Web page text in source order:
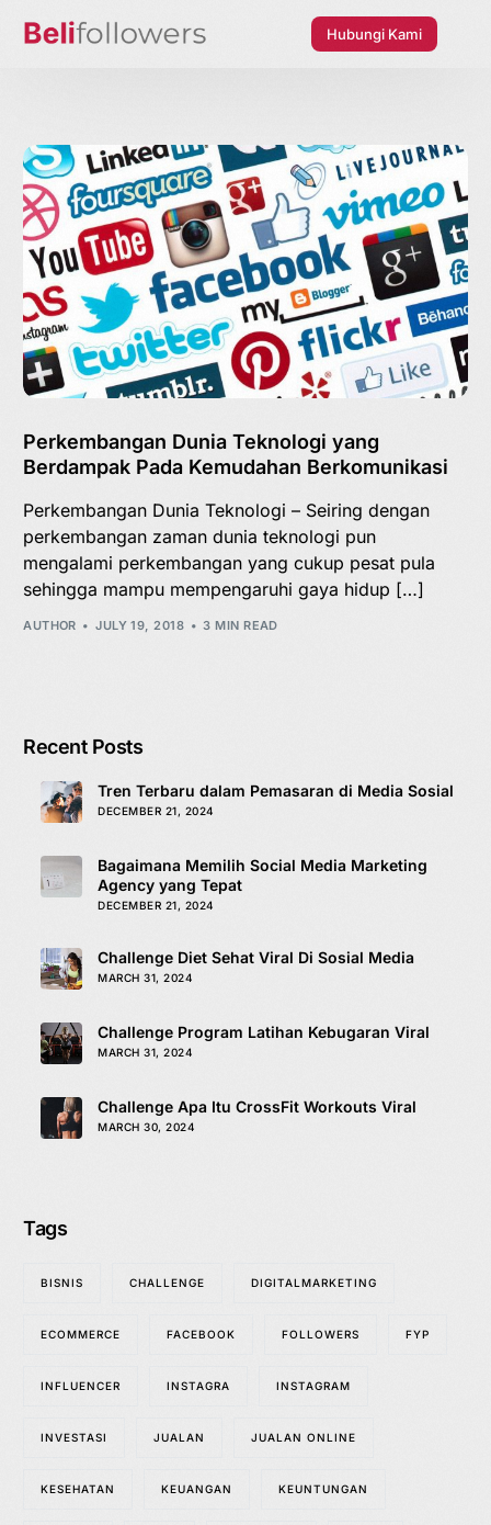
Hubungi Kami
Perkembangan Dunia Teknologi yang
Berdampak Pada Kemudahan Berkomunikasi
Perkembangan Dunia Teknologi – Seiring dengan
perkembangan zaman dunia teknologi pun
mengalami perkembangan yang cukup pesat pula
sehingga mampu mempengaruhi gaya hidup […]
AUTHOR JULY 19, 2018 3 MIN READ
Recent Posts
Tren Terbaru dalam Pemasaran di Media Sosial
DECEMBER 21, 2024
Bagaimana Memilih Social Media Marketing
Agency yang Tepat
DECEMBER 21, 2024
Challenge Diet Sehat Viral Di Sosial Media
MARCH 31, 2024
Challenge Program Latihan Kebugaran Viral
MARCH 31, 2024
Challenge Apa Itu CrossFit Workouts Viral
MARCH 30, 2024
Tags
BISNIS CHALLENGE DIGITALMARKETING
ECOMMERCE FACEBOOK FOLLOWERS FYP
INFLUENCER INSTAGRA INSTAGRAM
INVESTASI JUALAN JUALAN ONLINE
KESEHATAN KEUANGAN KEUNTUNGAN